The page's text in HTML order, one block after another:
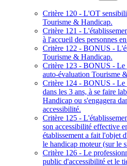
Critère 120 - L'OT
Tourisme & Handicap.
Critère 121 -
à l'accueil des personnes
Critère 122 - BONUS -
Tourisme & Handicap.
Critère 123 - BONUS - Le
auto-évaluation Tourisme
Critère 124 - BONUS - Le
dans les 3 ans, à se faire
Handicap ou s'engagera
accessibilité.
Critère 125 -
son accessibilité effective
établissement a fait l'objet
le handicap moteur (sur le
Critère 126 - Le
public d'accessibilité et le